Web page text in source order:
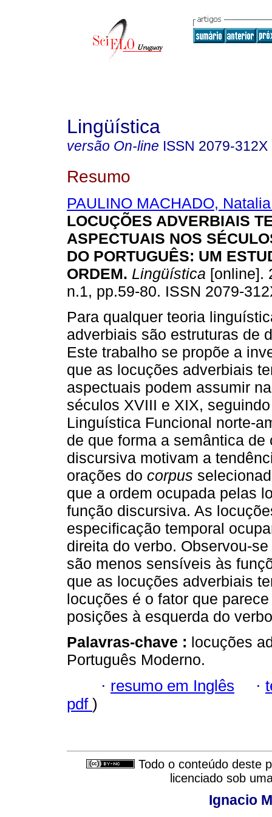
Lingüística
versão On-line ISSN 2079-312X
Resumo
PAULINO MACHADO,
LOCUÇÕES ADVERBIAIS
ASPECTUAIS NOS
DO PORTUGUÊS: UM
ORDEM. Lingüística [online].
n.1, pp.59-80. ISSN 2079-
Para qualquer teoria
adverbiais são estruturas de
Este trabalho se propõe a
que as locuções adverbiais
aspectuais podem assumir
séculos XVIII e XIX,
Linguística Funcional norte-
de que forma a semântica
discursiva motivam a
orações do corpus
que a ordem ocupada pelas
função discursiva. As
especificação temporal
direita do verbo. Observou-
são menos sensíveis às
que as locuções adverbiais
locuções é o fator que
posições à esquerda do
Palavras-chave : locuções
Português Moderno.
· resumo em Inglês ·
pdf )
Todo o conteúdo deste
licenciado sob
Ignacio